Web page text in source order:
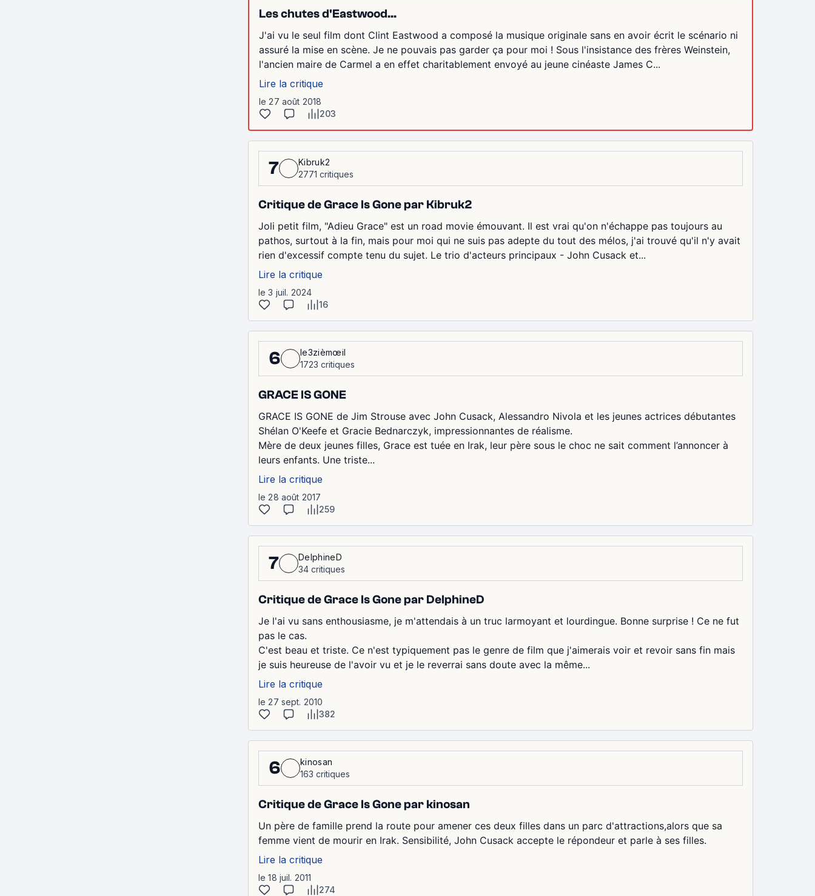
Les chutes d'Eastwood...
J'ai vu le seul film dont Clint Eastwood a composé la musique originale sans en avoir écrit le scénario ni
assuré la mise en scène. Je ne pouvais pas garder ça pour moi ! Sous l'insistance des frères Weinstein,
l'ancien maire de Carmel a en effet charitablement envoyé au jeune cinéaste James C...
Lire la critique
le 27 août 2018
203
7
Kibruk2
2771 critiques
Critique de Grace Is Gone par Kibruk2
Joli petit film, "Adieu Grace" est un road movie émouvant. Il est vrai qu'on n'échappe pas toujours au
pathos, surtout à la fin, mais pour moi qui ne suis pas adepte du tout des mélos, j'ai trouvé qu'il n'y avait
rien d'excessif compte tenu du sujet. Le trio d'acteurs principaux - John Cusack et...
Lire la critique
le 3 juil. 2024
16
6
le3zièmœil
1723 critiques
GRACE IS GONE
GRACE IS GONE de Jim Strouse avec John Cusack, Alessandro Nivola et les jeunes actrices débutantes
Shélan O'Keefe et Gracie Bednarczyk, impressionnantes de réalisme.
Mère de deux jeunes filles, Grace est tuée en Irak, leur père sous le choc ne sait comment l’annoncer à
leurs enfants. Une triste...
Lire la critique
le 28 août 2017
259
7
DelphineD
34 critiques
Critique de Grace Is Gone par DelphineD
Je l'ai vu sans enthousiasme, je m'attendais à un truc larmoyant et lourdingue. Bonne surprise ! Ce ne fut
pas le cas.
C'est beau et triste. Ce n'est typiquement pas le genre de film que j'aimerais voir et revoir sans fin mais
je suis heureuse de l'avoir vu et je le reverrai sans doute avec la même...
Lire la critique
le 27 sept. 2010
382
6
kinosan
163 critiques
Critique de Grace Is Gone par kinosan
Un père de famille prend la route pour amener ces deux filles dans un parc d'attractions,alors que sa
femme vient de mourir en Irak. Sensibilité, John Cusack accepte le répondeur et parle à ses filles.
Lire la critique
le 18 juil. 2011
274